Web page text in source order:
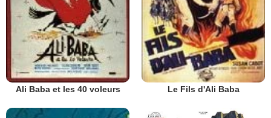
Ali Baba et les 40 voleurs Le Fils d'Ali Baba